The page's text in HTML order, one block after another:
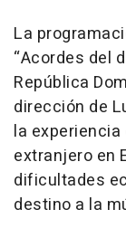
La
“Acordes del
República
dirección de
la
extranjero en
dificultades
destino a la